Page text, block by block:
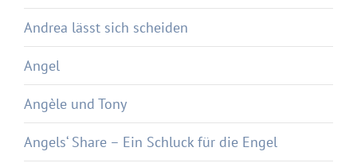
Andrea lässt sich scheiden
Angel
Angèle und Tony
Angels‘ Share – Ein Schluck für die Engel